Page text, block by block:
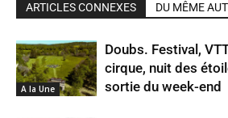
ARTICLES CONNEXES DU MÊME
A la Une
Doubs. Festival,
cirque, nuit des
sortie du week-end